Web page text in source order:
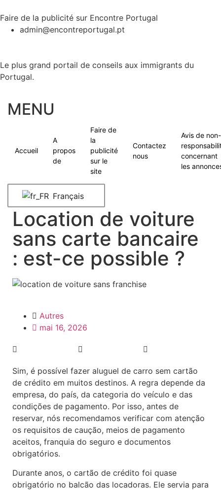
Faire de la publicité sur Encontre Portugal
admin@encontreportugal.pt
Le plus grand portail de conseils aux immigrants du
Portugal.
MENU
Accueil
A
propos
de
Faire de
la
publicité
sur le
site
Contactez
nous
Avis de non-
concernant
les
Français
Location de voiture
sans carte bancaire
: est-ce possible ?
Autres
mai 16, 2026
Sim, é possível fazer aluguel de carro sem cartão
de crédito em muitos destinos. A regra depende da
empresa, do país, da categoria do veículo e das
condições de pagamento. Por isso, antes de
reservar, nós recomendamos verificar com atenção
os requisitos de caução, meios de pagamento
aceitos, franquia do seguro e documentos
obrigatórios.
Durante anos, o cartão de crédito foi quase
obrigatório no balcão das locadoras. Ele servia para